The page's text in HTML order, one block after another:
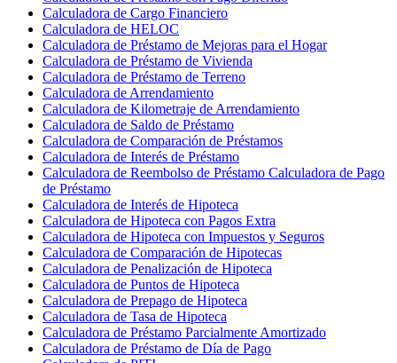
Calculadora de Cargo Financiero
Calculadora de HELOC
Calculadora de Préstamo de Mejoras para el Hogar
Calculadora de Préstamo de Vivienda
Calculadora de Préstamo de Terreno
Calculadora de Arrendamiento
Calculadora de Kilometraje de Arrendamiento
Calculadora de Saldo de Préstamo
Calculadora de Comparación de Préstamos
Calculadora de Interés de Préstamo
Calculadora de Reembolso de Préstamo Calculadora de Pago
de Préstamo
Calculadora de Interés de Hipoteca
Calculadora de Hipoteca con Pagos Extra
Calculadora de Hipoteca con Impuestos y Seguros
Calculadora de Comparación de Hipotecas
Calculadora de Penalización de Hipoteca
Calculadora de Puntos de Hipoteca
Calculadora de Prepago de Hipoteca
Calculadora de Tasa de Hipoteca
Calculadora de Préstamo Parcialmente Amortizado
Calculadora de Préstamo de Día de Pago